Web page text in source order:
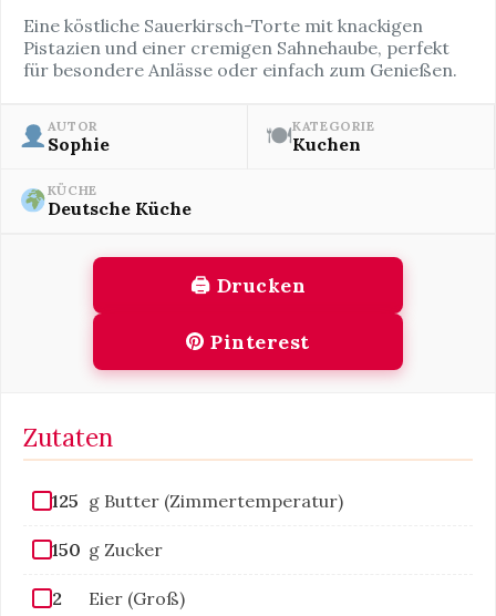
Eine köstliche Sauerkirsch-Torte mit knackigen
Pistazien und einer cremigen Sahnehaube, perfekt
für besondere Anlässe oder einfach zum Genießen.
AUTOR
Sophie 🍽KATEGORIE
Kuchen
KÜCHE
Deutsche Küche
🖨 Drucken
Pinterest
Zutaten
125 g Butter (Zimmertemperatur)
150 g Zucker
2 Eier (Groß)